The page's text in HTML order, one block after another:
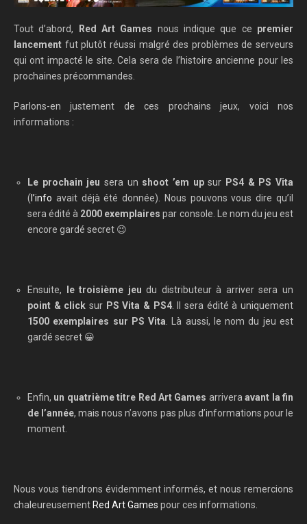
Tout d’abord, Red Art Games nous indique que ce premier
lancement fut plutôt réussi malgré des problèmes de serveurs
qui ont impacté le site. Cela sera de l’histoire ancienne pour les
prochaines précommandes.
Parlons-en justement de ces prochains jeux, voici nos
informations :
Le prochain jeu sera un shoot ’em upsur PS4 & PS Vita
( l’info avait déjà été donnée). Nous pouvons vous dire qu’il
sera édité à 2000 exemplaires par console. Le nom du jeu est
encore gardé secret 😉
Ensuite, le troisième jeu du distributeur à arriver sera un
point & click sur PS Vita & PS4. Il sera édité à uniquement
1500 exemplaires sur PS Vita. Là aussi, le nom du jeu est
gardé secret 😀
Enfin, un quatrième titre Red Art Games arriveraavant la fin
de l’année, mais nous n’avons pas plus d’informations pour le
moment.
Nous vous tiendrons évidemment informés, et nous remercions
chaleureusement Red Art Games pour ces informations.